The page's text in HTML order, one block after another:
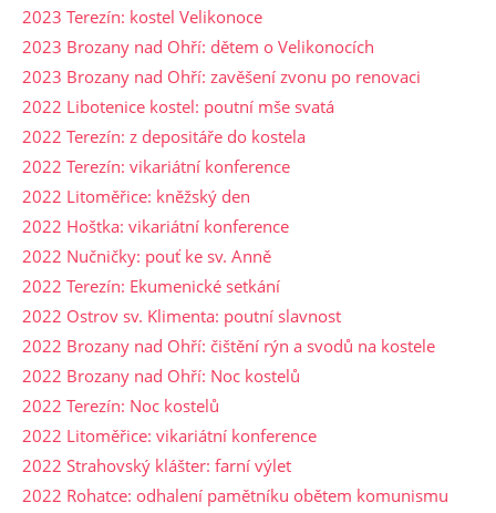
2023 Terezín: kostel Velikonoce
2023 Brozany nad Ohří: dětem o Velikonocích
2023 Brozany nad Ohří: zavěšení zvonu po renovaci
2022 Libotenice kostel: poutní mše svatá
2022 Terezín: z depositáře do kostela
2022 Terezín: vikariátní konference
2022 Litoměřice: kněžský den
2022 Hoštka: vikariátní konference
2022 Nučničky: pouť ke sv. Anně
2022 Terezín: Ekumenické setkání
2022 Ostrov sv. Klimenta: poutní slavnost
2022 Brozany nad Ohří: čištění rýn a svodů na kostele
2022 Brozany nad Ohří: Noc kostelů
2022 Terezín: Noc kostelů
2022 Litoměřice: vikariátní konference
2022 Strahovský klášter: farní výlet
2022 Rohatce: odhalení pamětníku obětem komunismu